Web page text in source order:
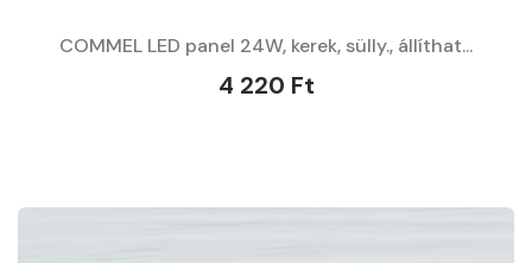
COMMEL LED panel 24W, kerek, sülly., állíthat...
4 220 Ft